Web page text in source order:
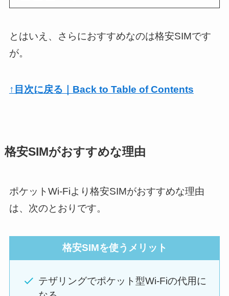
とはいえ、さらにおすすめなのは格安SIMです
が。
↑目次に戻る｜Back to Table of Contents
格安SIMがおすすめな理由
ポケットWi-Fiより格安SIMがおすすめな理由
は、次のとおりです。
格安SIMを使うメリット
テザリングでポケット型Wi-Fiの代用に